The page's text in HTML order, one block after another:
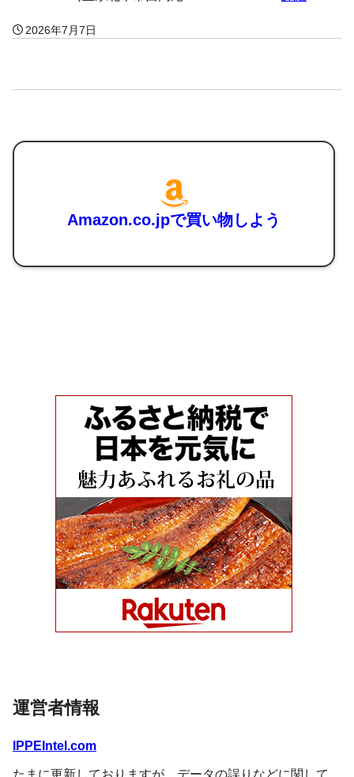
2026年7月7日
Amazon.co.jpで買い物しよう
運営者情報
IPPEIntel.com
たまに更新しておりますが、データの誤りなどに関して